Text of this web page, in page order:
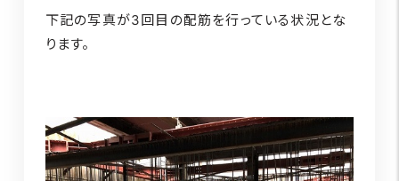
下記の写真が3回目の配筋を行っている状況とな
ります。